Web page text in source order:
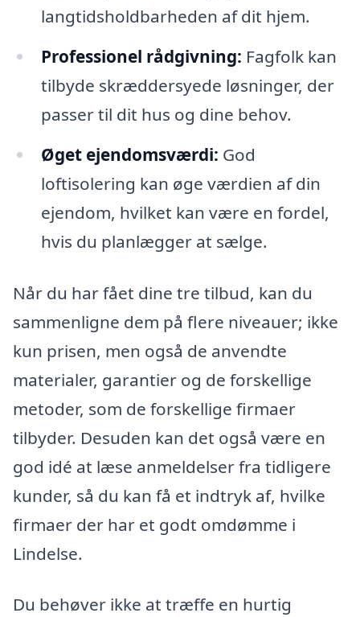
langtidsholdbarheden af dit hjem.
Professionel rådgivning: Fagfolk kan
tilbyde skræddersyede løsninger, der
passer til dit hus og dine behov.
Øget ejendomsværdi: God
loftisolering kan øge værdien af din
ejendom, hvilket kan være en fordel,
hvis du planlægger at sælge.
Når du har fået dine tre tilbud, kan du
sammenligne dem på flere niveauer; ikke
kun prisen, men også de anvendte
materialer, garantier og de forskellige
metoder, som de forskellige firmaer
tilbyder. Desuden kan det også være en
god idé at læse anmeldelser fra tidligere
kunder, så du kan få et indtryk af, hvilke
firmaer der har et godt omdømme i
Lindelse.
Du behøver ikke at træffe en hurtig